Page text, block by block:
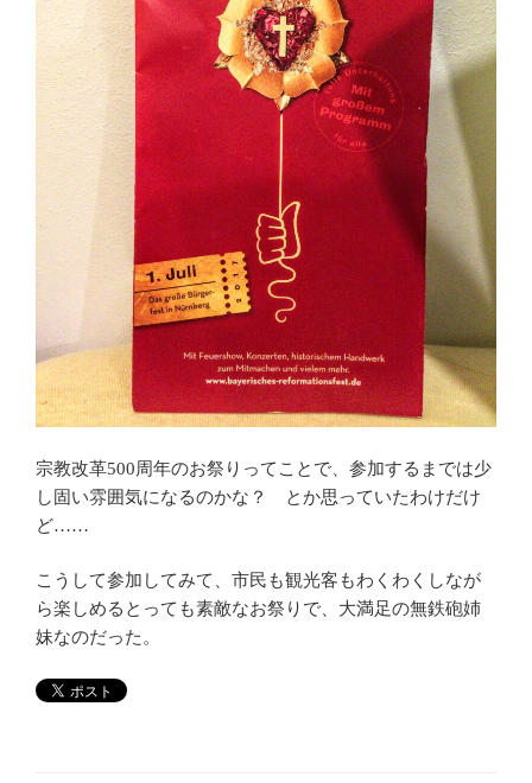
宗教改革500周年のお祭りってことで、参加するまでは少
し固い雰囲気になるのかな？ とか思っていたわけだけ
ど……
こうして参加してみて、市民も観光客もわくわくしなが
ら楽しめるとっても素敵なお祭りで、大満足の無鉄砲姉
妹なのだった。